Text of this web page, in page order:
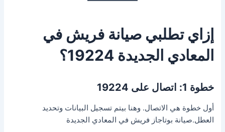
إزاي تطلبي صيانة فريش في
المعادي الجديدة 19224؟
خطوة 1: اتصال على 19224
أول خطوة هي الاتصال. وهنا بيتم تسجيل البيانات وتحديد
العطل.صيانة بوتاجاز فريش في المعادي الجديدة